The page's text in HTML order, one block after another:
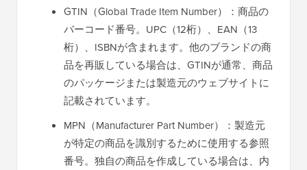
GTIN（Global Trade Item Number）：商品の
バーコード番号。UPC（12桁）、EAN（13
桁）、ISBNが含まれます。他のブランドの商
品を再販している場合は、GTINが通常、商品
のパッケージまたは製造元のウェブサイトに
記載されています。
MPN（Manufacturer Part Number）：製造元
が特定の商品を識別するために使用する参照
番号。独自の商品を作成している場合は、内